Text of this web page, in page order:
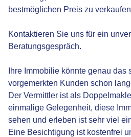
bestmöglichen Preis zu
Kontaktieren Sie uns für ein
Beratungsgespräch.
Ihre Immobilie könnte genau das
vorgemerkten Kunden schon
Der Vermittler ist als
einmalige Gelegenheit, diese
sehen und erleben ist sehr viel
Eine Besichtigung ist kostenfrei